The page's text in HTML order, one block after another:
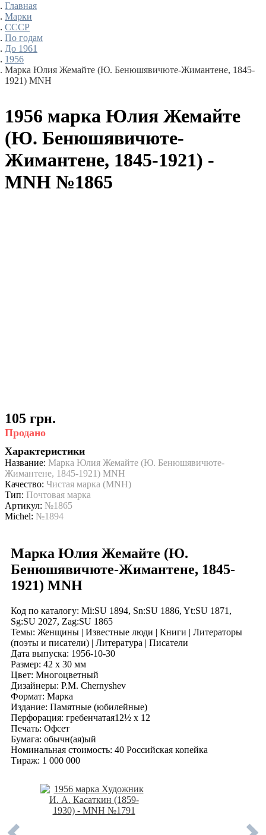
Главная
Марки
СССР
По годам
До 1961
1956
Марка Юлия Жемайте (Ю. Бенюшявичюте-Жимантене, 1845-
1921) MNH
1956 марка Юлия Жемайте
(Ю. Бенюшявичюте-
Жимантене, 1845-1921) -
MNH №1865
105 грн.
Продано
Характеристики
Название: Марка Юлия Жемайте (Ю. Бенюшявичюте-
Жимантене, 1845-1921) MNH
Качество: Чистая марка (MNH)
Тип: Почтовая марка
Артикул: №1865
Michel: №1894
Марка Юлия Жемайте (Ю.
Бенюшявичюте-Жимантене, 1845-
1921) MNH
Код по каталогy: Mi:SU 1894, Sn:SU 1886, Yt:SU 1871,
Sg:SU 2027, Zag:SU 1865
Темы: Женщины | Известные люди | Книги | Литераторы
(поэты и писатели) | Литература | Писатели
Дата выпуска: 1956-10-30
Размер: 42 x 30 мм
Цвет: Многоцветный
Дизайнеры: P.M. Chernyshev
Формат: Марка
Издание: Памятные (юбилейные)
Перфорация: гребенчатая12½ x 12
Печать: Офсет
Бумага: обычн(ая)ый
Номинальная стоимость: 40 Российская копейка
Тираж: 1 000 000